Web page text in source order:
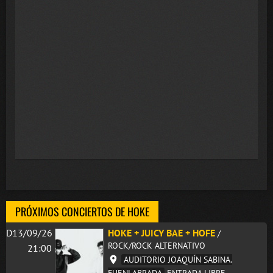
PRÓXIMOS CONCIERTOS DE HOKE
D13/09/26
21:00
HOKE + JUICY BAE + HOFE /
ROCK/ROCK ALTERNATIVO
AUDITORIO JOAQUÍN SABINA.